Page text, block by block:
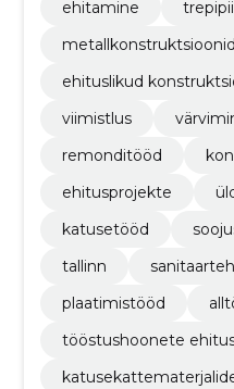
ehitamine
metallkonstruktsioonid
ehituslikud
viimistlus
remonditööd
ehitusprojekte
katusetööd
tallinn
plaatimistööd
tööstushoonete